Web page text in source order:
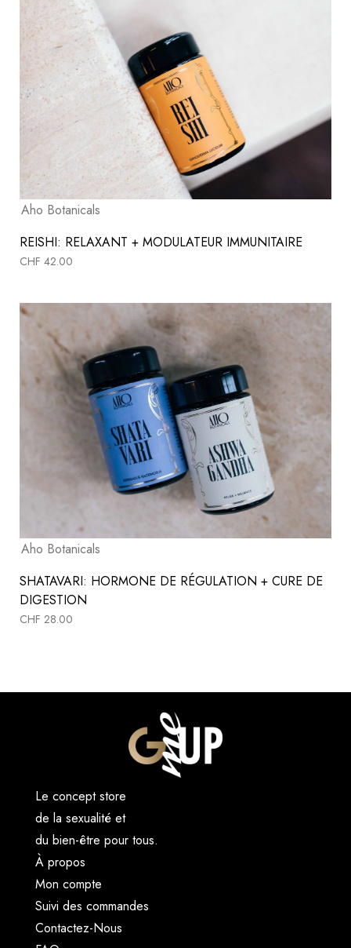
Aho Botanicals
REISHI: RELAXANT + MODULATEUR IMMUNITAIRE
CHF 42.00
Aho Botanicals
SHATAVARI: HORMONE DE RÉGULATION + CURE DE
DIGESTION
CHF 28.00
Le concept store
de la sexualité et
du bien-être pour tous.
À propos
Mon compte
Suivi des commandes
Contactez-Nous